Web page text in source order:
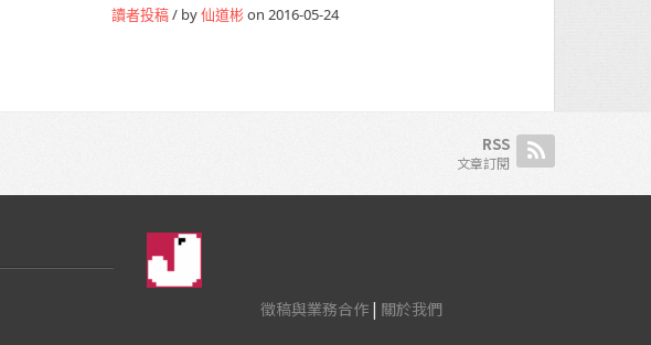
讀者投稿/ by仙道彬on 2016-05-24
RSS
文章訂閱
徵稿與業務合作| 關於我們